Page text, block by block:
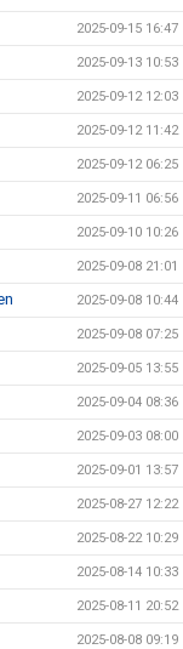
2025-09-15 16:47
2025-09-13 10:53
2025-09-12 12:03
2025-09-12 11:42
2025-09-12 06:25
2025-09-11 06:56
2025-09-10 10:26
2025-09-08 21:01
2025-09-08 10:44
2025-09-08 07:25
2025-09-05 13:55
2025-09-04 08:36
2025-09-03 08:00
2025-09-01 13:57
2025-08-27 12:22
2025-08-22 10:29
2025-08-14 10:33
2025-08-11 20:52
2025-08-08 09:19